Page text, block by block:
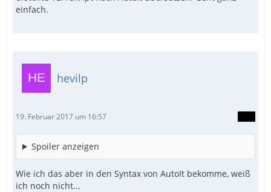
einfach.
hevilp
19. Februar 2017 um 16:57
Spoiler anzeigen
Wie ich das aber in den Syntax von AutoIt bekomme, weiß
ich noch nicht...